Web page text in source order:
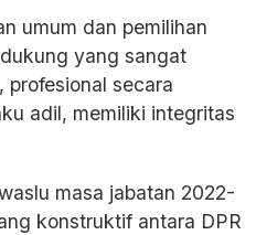
umum dan pemilihan
yang sangat
secara
adil, memiliki integritas
masa jabatan 2022-
konstruktif antara DPR